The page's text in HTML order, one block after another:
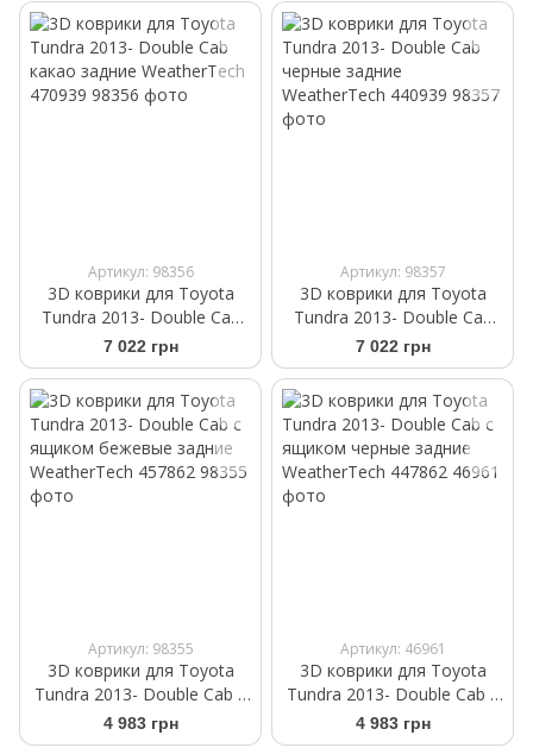
Артикул: 98356
3D коврики для Toyota
Tundra 2013- Double Cab
какао задние WeatherTech
470939
7 022 грн
Артикул: 98357
3D коврики для Toyota
Tundra 2013- Double Cab
черные задние
WeatherTech 440939
7 022 грн
Артикул: 98355
3D коврики для Toyota
Tundra 2013- Double Cab с
ящиком бежевые задние
WeatherTech 457862
4 983 грн
Артикул: 46961
3D коврики для Toyota
Tundra 2013- Double Cab с
ящиком черные задние
WeatherTech 447862
4 983 грн